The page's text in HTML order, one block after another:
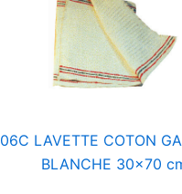
06C LAVETTE COTON
BLANCHE 30x70